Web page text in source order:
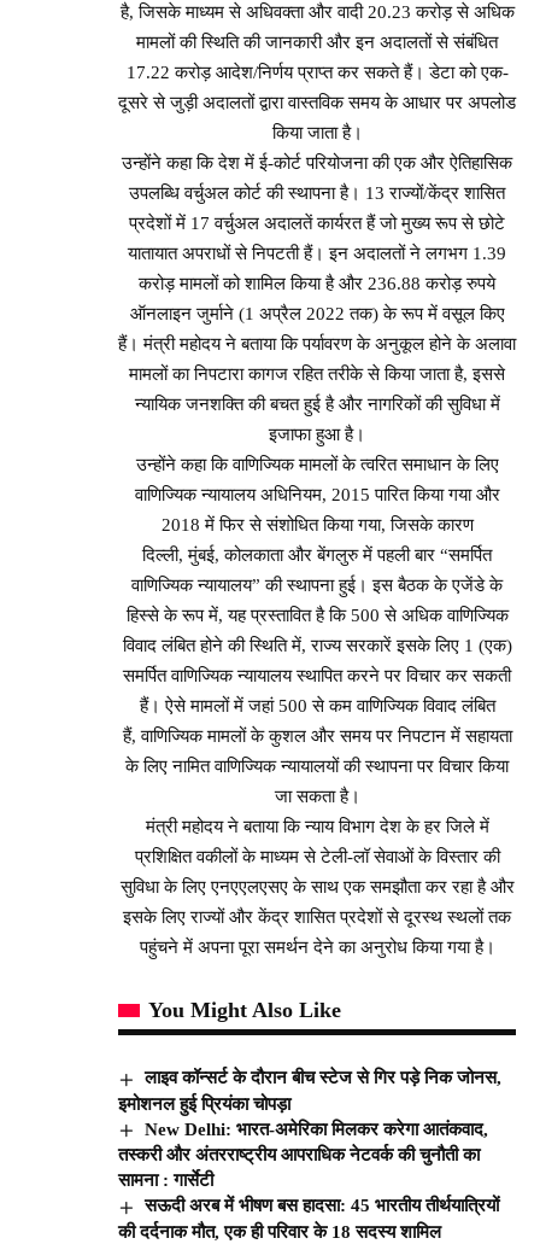
है, जिसके माध्यम से अधिवक्ता और वादी 20.23 करोड़ से अधिक
मामलों की स्थिति की जानकारी और इन अदालतों से संबंधित
17.22 करोड़ आदेश/निर्णय प्राप्त कर सकते हैं। डेटा को एक-
दूसरे से जुड़ी अदालतों द्वारा वास्तविक समय के आधार पर अपलोड
किया जाता है।
उन्होंने कहा कि देश में ई-कोर्ट परियोजना की एक और ऐतिहासिक
उपलब्धि वर्चुअल कोर्ट की स्थापना है। 13 राज्यों/केंद्र शासित
प्रदेशों में 17 वर्चुअल अदालतें कार्यरत हैं जो मुख्य रूप से छोटे
यातायात अपराधों से निपटती हैं। इन अदालतों ने लगभग 1.39
करोड़ मामलों को शामिल किया है और 236.88 करोड़ रुपये
ऑनलाइन जुर्माने (1 अप्रैल 2022 तक) के रूप में वसूल किए
हैं। मंत्री महोदय ने बताया कि पर्यावरण के अनुकूल होने के अलावा
मामलों का निपटारा कागज रहित तरीके से किया जाता है, इससे
न्यायिक जनशक्ति की बचत हुई है और नागरिकों की सुविधा में
इजाफा हुआ है।
उन्होंने कहा कि वाणिज्यिक मामलों के त्वरित समाधान के लिए
वाणिज्यिक न्यायालय अधिनियम, 2015 पारित किया गया और
2018 में फिर से संशोधित किया गया, जिसके कारण
दिल्ली, मुंबई, कोलकाता और बेंगलुरु में पहली बार “समर्पित
वाणिज्यिक न्यायालय” की स्थापना हुई। इस बैठक के एजेंडे के
हिस्से के रूप में, यह प्रस्तावित है कि 500 ​​से अधिक वाणिज्यिक
विवाद लंबित होने की स्थिति में, राज्य सरकारें इसके लिए 1 (एक)
समर्पित वाणिज्यिक न्यायालय स्थापित करने पर विचार कर सकती
हैं। ऐसे मामलों में जहां 500 से कम वाणिज्यिक विवाद लंबित
हैं, वाणिज्यिक मामलों के कुशल और समय पर निपटान में सहायता
के लिए नामित वाणिज्यिक न्यायालयों की स्थापना पर विचार किया
जा सकता है।
मंत्री महोदय ने बताया कि न्याय विभाग देश के हर जिले में
प्रशिक्षित वकीलों के माध्यम से टेली-लॉ सेवाओं के विस्तार की
सुविधा के लिए एनएएलएसए के साथ एक समझौता कर रहा है और
इसके लिए राज्यों और केंद्र शासित प्रदेशों से दूरस्थ स्थलों तक
पहुंचने में अपना पूरा समर्थन देने का अनुरोध किया गया है।
You Might Also Like
लाइव कॉन्सर्ट के दौरान बीच स्टेज से गिर पड़े निक जोनस,
इमोशनल हुई प्रियंका चोपड़ा
New Delhi: भारत-अमेरिका मिलकर करेगा आतंकवाद,
तस्करी और अंतरराष्ट्रीय आपराधिक नेटवर्क की चुनौती का
सामना : गार्सेटी
सऊदी अरब में भीषण बस हादसा: 45 भारतीय तीर्थयात्रियों
की दर्दनाक मौत, एक ही परिवार के 18 सदस्य शामिल